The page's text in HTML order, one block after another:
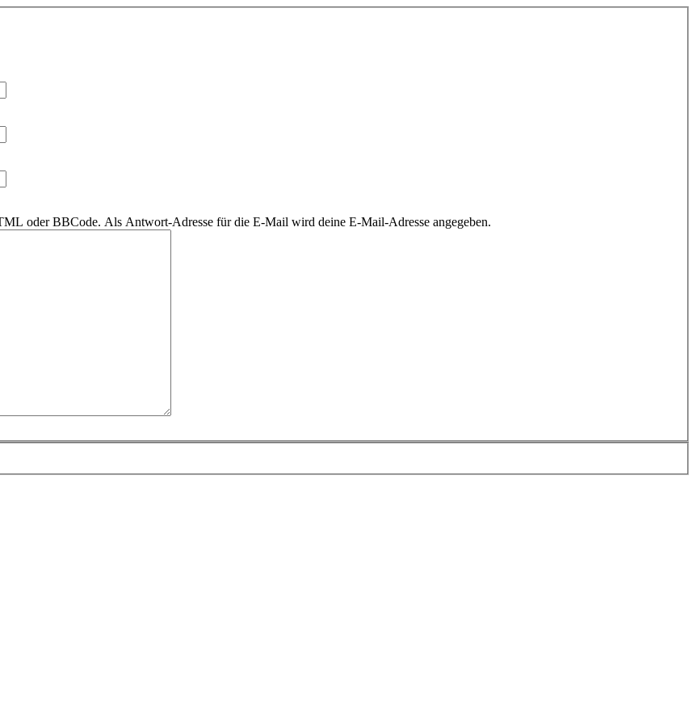
oder BBCode. Als Antwort-Adresse für die E-Mail wird deine E-Mail-Adresse angegeben.